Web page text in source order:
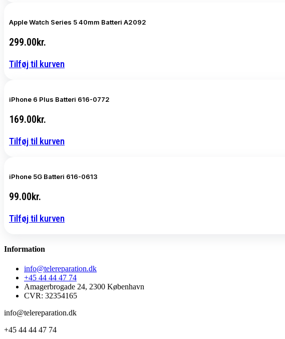
Apple Watch Series 5 40mm Batteri A2092
299.00kr.
Tilføj til kurven
iPhone 6 Plus Batteri 616-0772
169.00kr.
Tilføj til kurven
iPhone 5G Batteri 616-0613
99.00kr.
Tilføj til kurven
Information
info@telereparation.dk
+45 44 44 47 74
Amagerbrogade 24, 2300 København
CVR: 32354165
info@telereparation.dk
+45 44 44 47 74